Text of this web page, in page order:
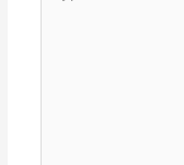
here..